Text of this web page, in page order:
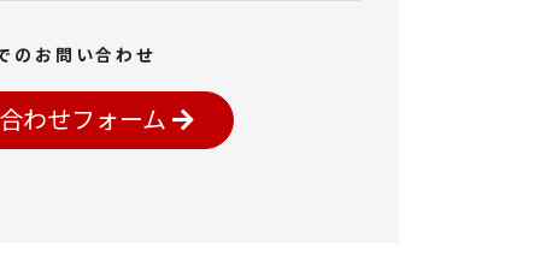
のお問い合わせ
わせフォーム